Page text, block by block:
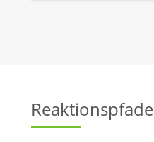
Reaktionspfade